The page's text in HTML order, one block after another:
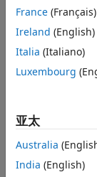
来自s2的信号
France (Français)
Ireland (English)
Italia (Italiano)
Luxembourg
亚太
Australia
India (English)